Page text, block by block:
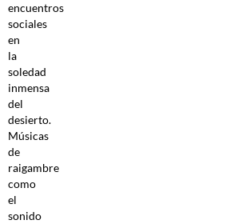
encuentros
sociales
en
la
soledad
inmensa
del
desierto.
Músicas
de
raigambre
como
el
sonido